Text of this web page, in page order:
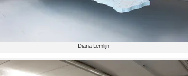
Diana Lemlijn